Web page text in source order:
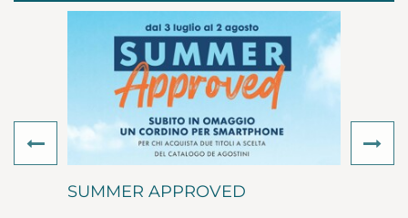
SUMMER APPROVED
Previous